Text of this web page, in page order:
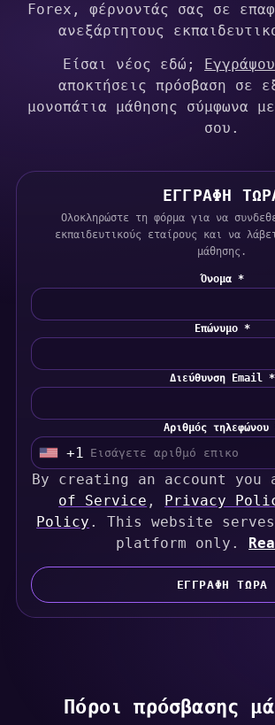
Forex, φέρνοντάς σας σε
ανεξάρτητους
Είσαι νέος εδώ;
αποκτήσεις πρόσβαση σε
μονοπάτια μάθησης σύμφωνα
σου.
ΕΓΓΡΑΦΗ
Ολοκληρώστε τη φόρμα για να
εκπαιδευτικούς εταίρους και να
μάθησης.
Όνομα *
Επώνυμο *
Διεύθυνση Email *
Αριθμός τηλεφώνου
U
n
t
d
t
+1
By creating an account
of Service , Privacy
Policy . This website
platform only.
ΕΓΓΡΑΦΗ ΤΩΡΑ
Πόροι πρόσβασης